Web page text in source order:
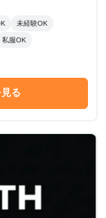
未経験OK
私服OK
る